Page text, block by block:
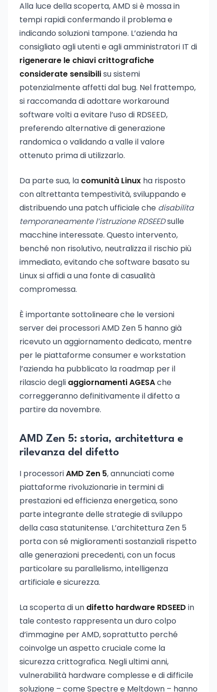
Alla luce della scoperta, AMD si è mossa in
tempi rapidi confermando il problema e
indicando soluzioni tampone. L’azienda ha
consigliato agli utenti e agli amministratori IT di
rigenerare le chiavi crittografiche
considerate sensibilisu sistemi
potenzialmente affetti dal bug. Nel frattempo,
si raccomanda di adottare workaround
software volti a evitare l’uso di RDSEED,
preferendo alternative di generazione
randomica o validando a valle il valore
ottenuto prima di utilizzarlo.
Da parte sua, la comunità Linux ha risposto
con altrettanta tempestività, sviluppando e
distribuendo una patch ufficiale che disabilita
temporaneamente l’istruzione RDSEEDsulle
macchine interessate. Questo intervento,
benché non risolutivo, neutralizza il rischio più
immediato, evitando che software basato su
Linux si affidi a una fonte di casualità
compromessa.
È importante sottolineare che le versioni
server dei processori AMD Zen 5 hanno già
ricevuto un aggiornamento dedicato, mentre
per le piattaforme consumer e workstation
l’azienda ha pubblicato la roadmap per il
rilascio degli aggiornamenti AGESAche
correggeranno definitivamente il difetto a
partire da novembre.
AMD Zen 5: storia, architettura e
rilevanza del difetto
I processoriAMD Zen 5, annunciati come
piattaforme rivoluzionarie in termini di
prestazioni ed efficienza energetica, sono
parte integrante delle strategie di sviluppo
della casa statunitense. L’architettura Zen 5
porta con sé miglioramenti sostanziali rispetto
alle generazioni precedenti, con un focus
particolare su parallelismo, intelligenza
artificiale e sicurezza.
La scoperta di un difetto hardware RDSEED in
tale contesto rappresenta un duro colpo
d’immagine per AMD, soprattutto perché
coinvolge un aspetto cruciale come la
sicurezza crittografica. Negli ultimi anni,
vulnerabilità hardware complesse e di difficile
soluzione – come Spectre e Meltdown – hanno